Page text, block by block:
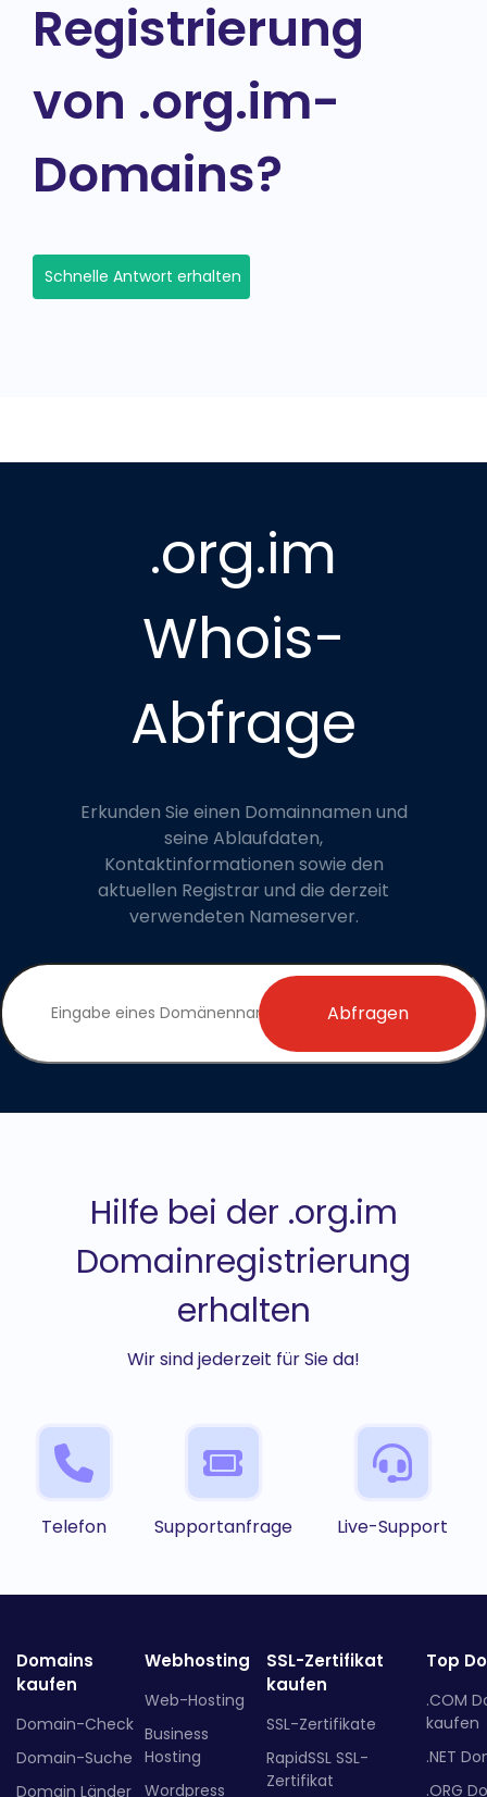
Registrierung
von .org.im-
Domains?
Schnelle Antwort erhalten
.org.im
Whois-
Abfrage
Erkunden Sie einen Domainnamen und
seine Ablaufdaten,
Kontaktinformationen sowie den
aktuellen Registrar und die derzeit
verwendeten Nameserver.
Abfragen
Hilfe bei der .org.im
Domainregistrierung
erhalten
Wir sind jederzeit für Sie da!
Telefon Supportanfrage Live-Support
Domains
kaufen
Domain-Check
Domain-Suche
Domain Länder
Webhosting
Web-Hosting
Business
Hosting
Wordpress
SSL-Zertifikat
kaufen
SSL-Zertifikate
RapidSSL SSL-
Zertifikat
Top
.COM
kaufen
.NET
.ORG